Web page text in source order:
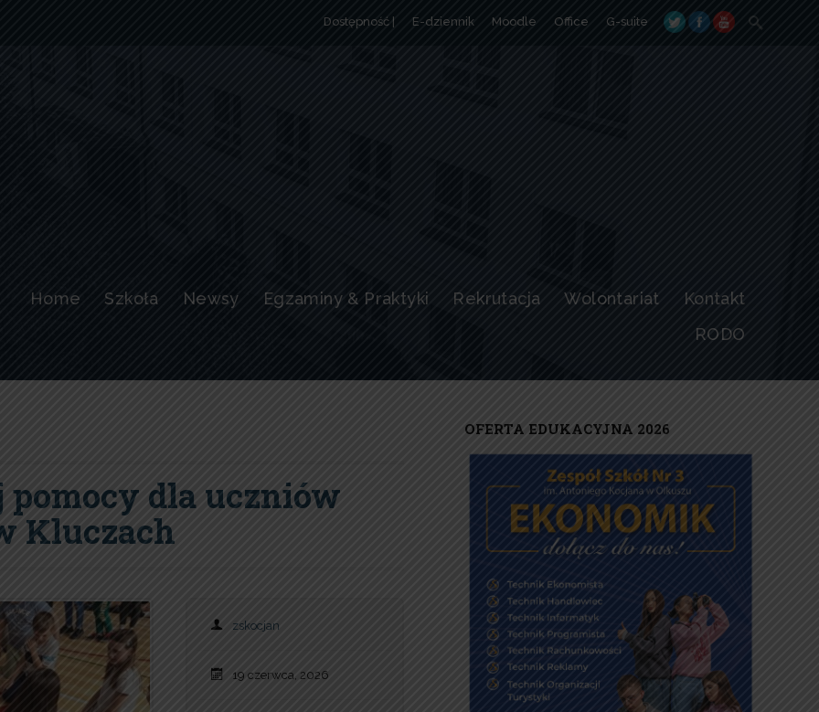
Dostępność | E-dziennik Moodle Office G-suite
Search
for:
Home Szkoła Newsy Egzaminy & Praktyki Rekrutacja Wolontariat
Kontakt
RODO
dla uczniów
Kluczach
zskocjan
19 czerwca, 2026
OFERTA EDUKACYJNA 2026